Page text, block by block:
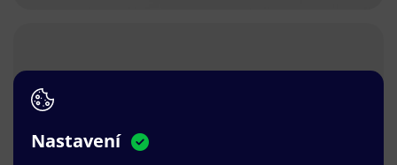
Nastavení